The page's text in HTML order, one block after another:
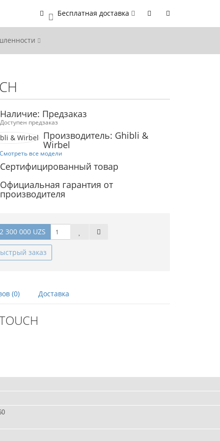
0 Бесплатная доставка
Наличие: Предзаказ
Доступен предзаказ
Производитель: Ghibli &
Wirbel
Смотреть все модели
Сертифицированный товар
Официальная гарантия от
производителя
300 000 UZS
заказ
(0) Доставка